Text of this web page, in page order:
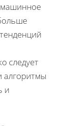
машинное
следует
алгоритмы
и